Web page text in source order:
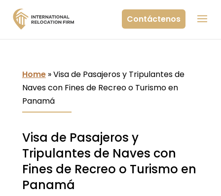
Contáctenos
Home»Visa de Pasajeros y Tripulantes de
Naves con Fines de Recreo o Turismo en
Panamá
Visa de Pasajeros y
Tripulantes de Naves con
Fines de Recreo o Turismo en
Panamá